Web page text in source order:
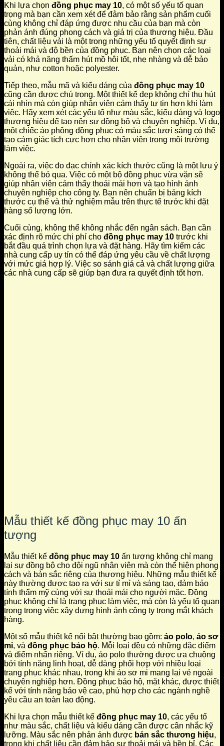
Khi lựa chọn đồng phục may 10, có một số yếu tố quan
trọng mà bạn cần xem xét để đảm bảo rằng sản phẩm cuối
cùng không chỉ đáp ứng được nhu cầu của bạn mà còn
phản ánh đúng phong cách và giá trị của thương hiệu. Đầu
tiên, chất liệu vải là một trong những yếu tố quyết định sự
thoải mái và độ bền của đồng phục. Bạn nên chọn các loại
vải có khả năng thấm hút mồ hôi tốt, nhẹ nhàng và dễ bảo
quản, như cotton hoặc polyester.
Tiếp theo, mẫu mã và kiểu dáng của đồng phục may 10
cũng cần được chú trọng. Một thiết kế đẹp không chỉ thu hút
cái nhìn mà còn giúp nhân viên cảm thấy tự tin hơn khi làm
việc. Hãy xem xét các yếu tố như màu sắc, kiểu dáng và logo
thương hiệu để tạo nên sự đồng bộ và chuyên nghiệp. Ví dụ,
một chiếc áo phông đồng phục có màu sắc tươi sáng có thể
tạo cảm giác tích cực hơn cho nhân viên trong môi trường
làm việc.
Ngoài ra, việc đo đạc chính xác kích thước cũng là một lưu ý
không thể bỏ qua. Việc có một bộ đồng phục vừa vặn sẽ
giúp nhân viên cảm thấy thoải mái hơn và tạo hình ảnh
chuyên nghiệp cho công ty. Bạn nên chuẩn bị bảng kích
thước cụ thể và thử nghiệm mẫu trên thực tế trước khi đặt
hàng số lượng lớn.
Cuối cùng, không thể không nhắc đến ngân sách. Bạn cần
xác định rõ mức chi phí cho đồng phục may 10 trước khi
bắt đầu quá trình chọn lựa và đặt hàng. Hãy tìm kiếm các
nhà cung cấp uy tín có thể đáp ứng yêu cầu về chất lượng
với mức giá hợp lý. Việc so sánh giá cả và chất lượng giữa
các nhà cung cấp sẽ giúp bạn đưa ra quyết định tốt hơn.
Mẫu thiết kế đồng phục may 10 ấn
tượng
Mẫu thiết kế đồng phục may 10 ấn tượng không chỉ mang
lại sự đồng bộ cho đội ngũ nhân viên mà còn thể hiện phong
cách và bản sắc riêng của thương hiệu. Những mẫu thiết kế
này thường được tạo ra với sự tỉ mỉ và sáng tạo, đảm bảo
tính thẩm mỹ cùng với sự thoải mái cho người mặc. Đồng
phục không chỉ là trang phục làm việc, mà còn là yếu tố quan
trọng trong việc xây dựng hình ảnh công ty trong mắt khách
hàng.
Một số mẫu thiết kế nổi bật thường bao gồm: áo polo, áo sơ
mi, và đồng phục bảo hộ. Mỗi loại đều có những đặc điểm
và điểm nhấn riêng. Ví dụ, áo polo thường được ưa chuộng
bởi tính năng linh hoạt, dễ dàng phối hợp với nhiều loại
trang phục khác nhau, trong khi áo sơ mi mang lại vẻ ngoài
chuyên nghiệp hơn. Đồng phục bảo hộ, mặt khác, được thiết
kế với tính năng bảo vệ cao, phù hợp cho các ngành nghề
yêu cầu an toàn lao động.
Khi lựa chọn mẫu thiết kế đồng phục may 10, các yếu tố
như màu sắc, chất liệu và kiểu dáng cần được cân nhắc kỹ
lưỡng. Màu sắc nên phản ánh được bản sắc thương hiệu,
trong khi chất liệu cần đảm bảo sự thoải mái và bền bỉ. Các